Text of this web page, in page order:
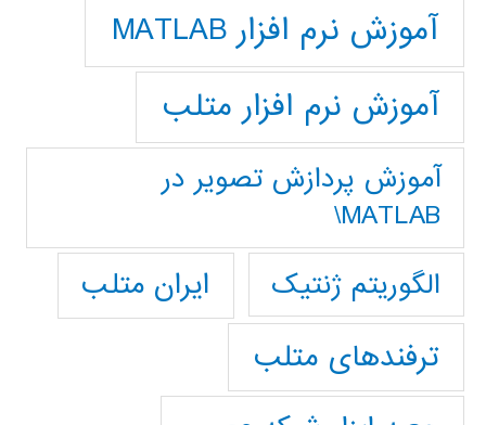
آموزش نرم افزار MATLAB
آموزش نرم افزار متلب
آموزش پردازش تصوير در
MATLAB\
الگوریتم ژنتیک
ایران متلب
ترفندهای متلب